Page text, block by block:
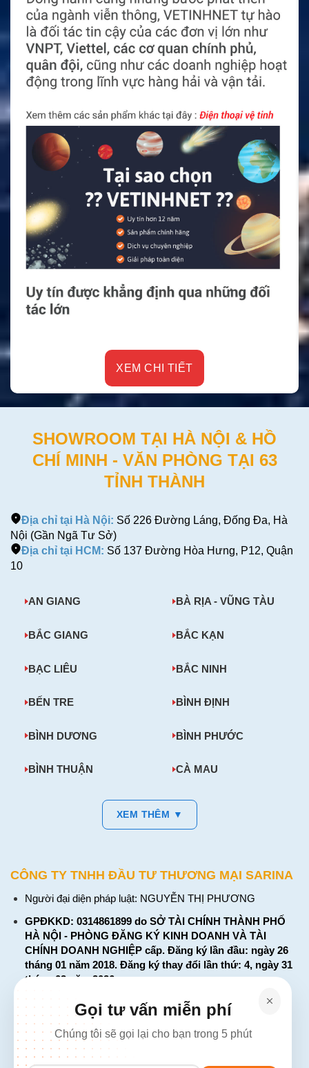
XEM CHI TIẾT
SHOWROOM TẠI HÀ NỘI & HỒ
CHÍ MINH - VĂN PHÒNG TẠI 63
TỈNH THÀNH
Địa chỉ tại Hà Nội: Số 226 Đường Láng, Đống Đa, Hà
Nội (Gần Ngã Tư Sở)
Địa chỉ tại HCM: Số 137 Đường Hòa Hưng, P12, Quận
10
AN GIANG BÀ RỊA - VŨNG TÀU
BẮC GIANG BẮC KẠN
BẠC LIÊU BẮC NINH
BẾN TRE BÌNH ĐỊNH
BÌNH DƯƠNG BÌNH PHƯỚC
BÌNH THUẬN CÀ MAU
XEM THÊM ▼
CÔNG TY TNHH ĐẦU TƯ THƯƠNG MẠI SARINA
Người đại diện pháp luật: NGUYỄN THỊ PHƯƠNG
GPĐKKD: 0314861899 do SỞ TÀI CHÍNH THÀNH PHỐ
HÀ NỘI - PHÒNG ĐĂNG KÝ KINH DOANH VÀ TÀI
CHÍNH DOANH NGHIỆP cấp. Đăng ký lần đầu: ngày 26
tháng 01 năm 2018. Đăng ký thay đổi lần thứ: 4, ngày 31
tháng 03 năm 2026
226 Đường Láng, Đống Đa, Hà Nội
137 Đường Hòa Hưng, Phường 12, Quận 10, TP. Hồ Chí
Minh
Hotline: 1900 2106 - 0386 001 001
Gọi tư vấn miễn phí
Chúng tôi sẽ gọi lại cho bạn trong 5 phút